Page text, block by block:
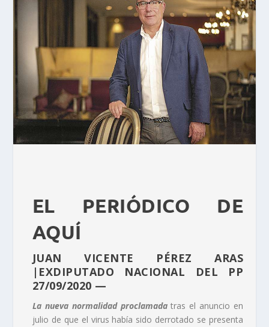
EL PERIÓDICO DE
AQUÍ
JUAN VICENTE PÉREZ ARAS
|EXDIPUTADO NACIONAL DEL PP
27/09/2020 —
La nueva normalidadproclamadatras el anuncio en
julio de que el virus había sido derrotado se presenta